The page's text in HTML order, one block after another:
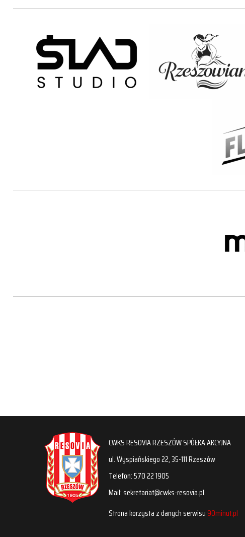
CWKS RESOVIA RZESZÓW SPÓŁKA AKCYJNA
ul. Wyspiańskiego 22, 35-111 Rzeszów
Telefon: 570 22 1905
Mail: sekretariat@cwks-resovia.pl
Strona korzysta z danych serwisu90minut.pl